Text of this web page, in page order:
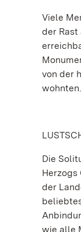
Viele
der Rast
von der
wohnten.
Die
der
wie alle